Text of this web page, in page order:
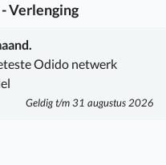
Verlenging
Odido netwerk
Geldig t/m 31 augustus 2026